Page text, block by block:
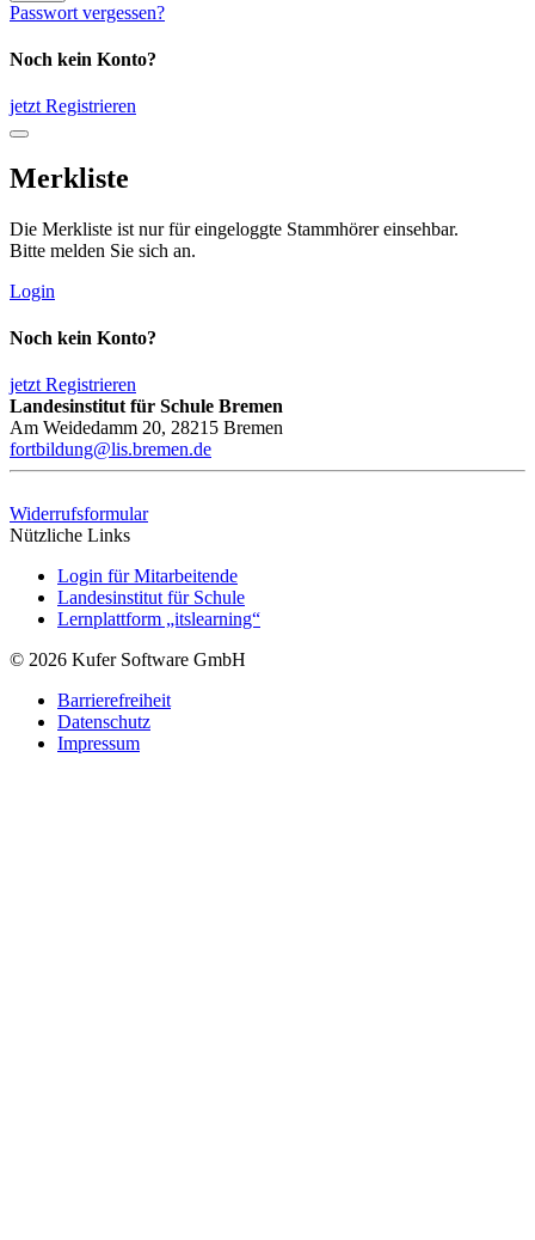
Passwort vergessen?
Noch kein Konto?
jetzt Registrieren
Merkliste
Die Merkliste ist nur für eingeloggte Stammhörer einsehbar.
Bitte melden Sie sich an.
Login
Noch kein Konto?
jetzt Registrieren
Landesinstitut für Schule Bremen
Am Weidedamm 20, 28215 Bremen
fortbildung@lis.bremen.de
Widerrufsformular
Nützliche Links
Login für Mitarbeitende
Landesinstitut für Schule
Lernplattform „itslearning“
© 2026 Kufer Software GmbH
Barrierefreiheit
Datenschutz
Impressum